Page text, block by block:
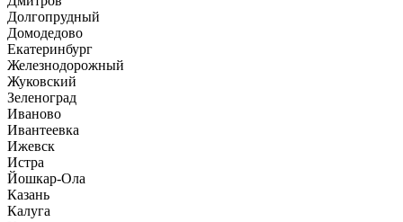
Долгопрудный
Домодедово
Екатеринбург
Железнодорожный
Жуковский
Зеленоград
Иваново
Ивантеевка
Ижевск
Истра
Йошкар-Ола
Казань
Калуга